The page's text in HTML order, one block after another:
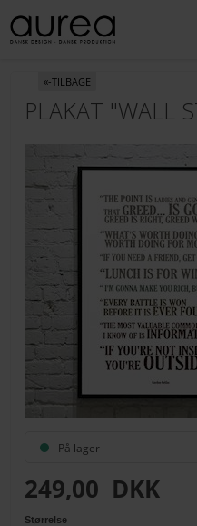
«-TILBAGE
PLAKAT "WALL
På lager
249,00 DKK
Størrelse